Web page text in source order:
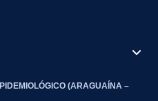
(ARAGUAÍNA –